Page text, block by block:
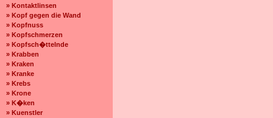
» Kontaktlinsen
» Kopf gegen die Wand
» Kopfnuss
» Kopfschmerzen
» Kopfsch�ttelnde
» Krabben
» Kraken
» Kranke
» Krebs
» Krone
» K�ken
» Kuenstler